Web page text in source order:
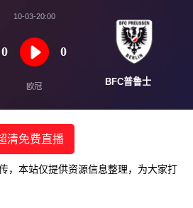
10-03-20:00
0 0
欧冠
清免费直播
，本站仅提供资源信息整理，为大家打